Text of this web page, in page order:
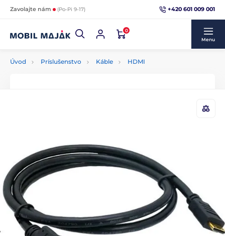
Zavolajte nám (Po-Pi 9-17) +420 601 009 001
0
Menu
Úvod Príslušenstvo Káble HDMI